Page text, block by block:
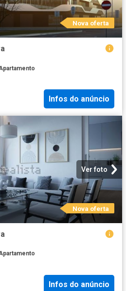
Nova oferta
Infos do anúncio
Ver foto
Nova oferta
Infos do anúncio